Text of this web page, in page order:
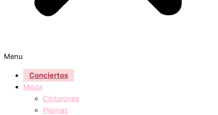
Menu
Conciertos
Moda
Cinturones
Pijamas